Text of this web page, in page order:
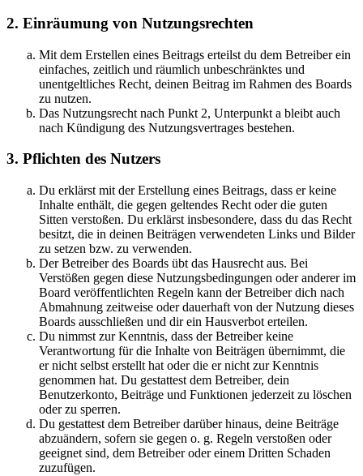
2. Einräumung von Nutzungsrechten
Mit dem Erstellen eines Beitrags erteilst du dem Betreiber ein
einfaches, zeitlich und räumlich unbeschränktes und
unentgeltliches Recht, deinen Beitrag im Rahmen des Boards
zu nutzen.
Das Nutzungsrecht nach Punkt 2, Unterpunkt a bleibt auch
nach Kündigung des Nutzungsvertrages bestehen.
3. Pflichten des Nutzers
Du erklärst mit der Erstellung eines Beitrags, dass er keine
Inhalte enthält, die gegen geltendes Recht oder die guten
Sitten verstoßen. Du erklärst insbesondere, dass du das Recht
besitzt, die in deinen Beiträgen verwendeten Links und Bilder
zu setzen bzw. zu verwenden.
Der Betreiber des Boards übt das Hausrecht aus. Bei
Verstößen gegen diese Nutzungsbedingungen oder anderer im
Board veröffentlichten Regeln kann der Betreiber dich nach
Abmahnung zeitweise oder dauerhaft von der Nutzung dieses
Boards ausschließen und dir ein Hausverbot erteilen.
Du nimmst zur Kenntnis, dass der Betreiber keine
Verantwortung für die Inhalte von Beiträgen übernimmt, die
er nicht selbst erstellt hat oder die er nicht zur Kenntnis
genommen hat. Du gestattest dem Betreiber, dein
Benutzerkonto, Beiträge und Funktionen jederzeit zu löschen
oder zu sperren.
Du gestattest dem Betreiber darüber hinaus, deine Beiträge
abzuändern, sofern sie gegen o. g. Regeln verstoßen oder
geeignet sind, dem Betreiber oder einem Dritten Schaden
zuzufügen.